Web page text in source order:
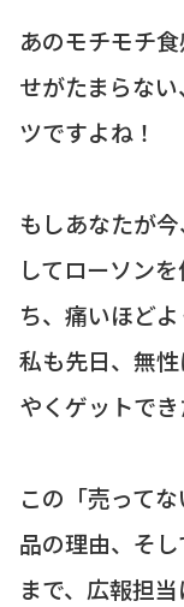
あのモチモチ
せがたまらな
ツですよね！
もしあなたが
してローソン
ち、痛いほどよ
私も先日、無
やくゲットでき
この「売って
品の理由、そ
まで、広報担